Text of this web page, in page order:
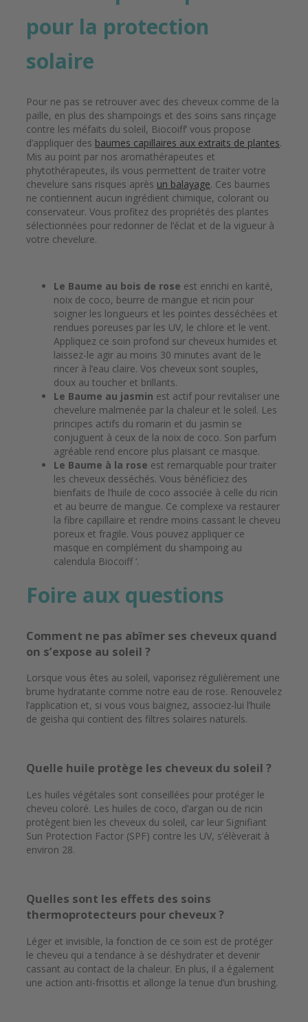
pour la protection
solaire
Pour ne pas se retrouver avec des cheveux comme de la
paille, en plus des shampoings et des soins sans rinçage
contre les méfaits du soleil, Biocoiff’ vous propose
d’appliquer des baumes capillaires aux extraits de plantes.
Mis au point par nos aromathérapeutes et
phytothérapeutes, ils vous permettent de traiter votre
chevelure sans risques après un balayage. Ces baumes
ne contiennent aucun ingrédient chimique, colorant ou
conservateur. Vous profitez des propriétés des plantes
sélectionnées pour redonner de l’éclat et de la vigueur à
votre chevelure.
Le Baume au bois de rose est enrichi en karité,
noix de coco, beurre de mangue et ricin pour
soigner les longueurs et les pointes desséchées et
rendues poreuses par les UV, le chlore et le vent.
Appliquez ce soin profond sur cheveux humides et
laissez-le agir au moins 30 minutes avant de le
rincer à l’eau claire. Vos cheveux sont souples,
doux au toucher et brillants.
Le Baume au jasmin est actif pour revitaliser une
chevelure malmenée par la chaleur et le soleil. Les
principes actifs du romarin et du jasmin se
conjuguent à ceux de la noix de coco. Son parfum
agréable rend encore plus plaisant ce masque.
Le Baume à la rose est remarquable pour traiter
les cheveux desséchés. Vous bénéficiez des
bienfaits de l’huile de coco associée à celle du ricin
et au beurre de mangue. Ce complexe va restaurer
la fibre capillaire et rendre moins cassant le cheveu
poreux et fragile. Vous pouvez appliquer ce
masque en complément du shampoing au
calendula Biocoiff ‘.
Foire aux questions
Comment ne pas abîmer ses cheveux quand
on s’expose au soleil ?
Lorsque vous êtes au soleil, vaporisez régulièrement une
brume hydratante comme notre eau de rose. Renouvelez
l’application et, si vous vous baignez, associez-lui l’huile
de geisha qui contient des filtres solaires naturels.
Quelle huile protège les cheveux du soleil ?
Les huiles végétales sont conseillées pour protéger le
cheveu coloré. Les huiles de coco, d’argan ou de ricin
protègent bien les cheveux du soleil, car leur Signifiant
Sun Protection Factor (SPF) contre les UV, s’élèverait à
environ 28.
Quelles sont les effets des soins
thermoprotecteurs pour cheveux ?
Léger et invisible, la fonction de ce soin est de protéger
le cheveu qui a tendance à se déshydrater et devenir
cassant au contact de la chaleur. En plus, il a également
une action anti-frisottis et allonge la tenue d’un brushing.